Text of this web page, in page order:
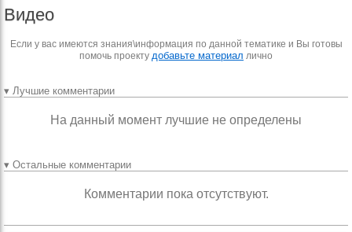
Видео
Если у вас имеются знания\информация по данной тематике и Вы готовы
помочь проекту добавьте материал лично
▾ Лучшие комментарии
На данный момент лучшие не определены
▾ Остальные комментарии
Комментарии пока отсутствуют.